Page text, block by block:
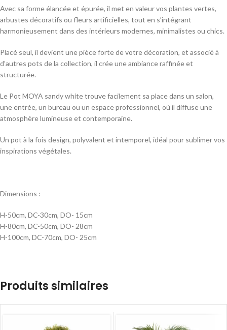
Avec sa forme élancée et épurée, il met en valeur vos plantes vertes,
arbustes décoratifs ou fleurs artificielles, tout en s’intégrant
harmonieusement dans des intérieurs modernes, minimalistes ou chics.
Placé seul, il devient une pièce forte de votre décoration, et associé à
d’autres pots de la collection, il crée une ambiance raffinée et
structurée.
Le Pot MOYA sandy white trouve facilement sa place dans un salon,
une entrée, un bureau ou un espace professionnel, où il diffuse une
atmosphère lumineuse et contemporaine.
Un pot à la fois design, polyvalent et intemporel, idéal pour sublimer vos
inspirations végétales.
Dimensions :
H-50cm, DC-30cm, DO- 15cm
H-80cm, DC-50cm, DO- 28cm
H-100cm, DC-70cm, DO- 25cm
Produits similaires